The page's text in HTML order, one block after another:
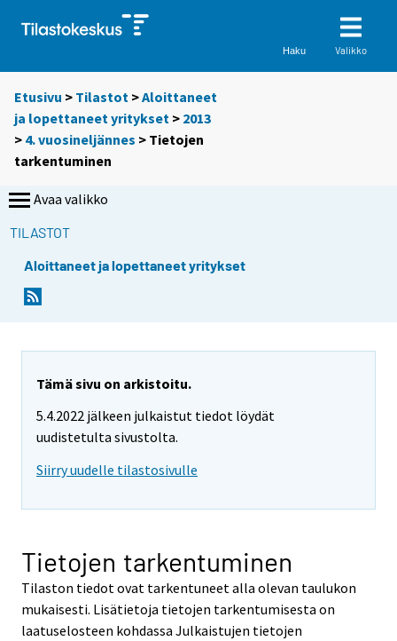
Haku Valikko
Etusivu > Tilastot >Aloittaneet
ja lopettaneet yritykset > 2013
> 4. vuosineljännes > Tietojen
tarkentuminen
Avaa valikko
TILASTOT
Aloittaneet ja lopettaneet yritykset
Tämä sivu on arkistoitu.
5.4.2022 jälkeen julkaistut tiedot löydät
uudistetulta sivustolta.
Siirry uudelle tilastosivulle
Tietojen tarkentuminen
Tilaston tiedot ovat tarkentuneet alla olevan taulukon
mukaisesti. Lisätietoja tietojen tarkentumisesta on
laatuselosteen kohdassa Julkaistujen tietojen